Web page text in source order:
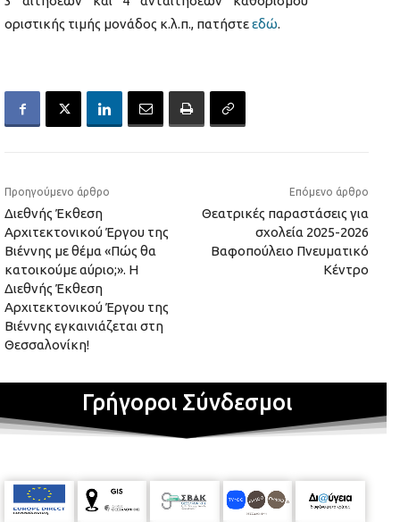
οριστικής τιμής μονάδος κ.λ.π., πατήστεεδώ.
Προηγούμενο άρθρο
Διεθνής Έκθεση
Αρχιτεκτονικού Έργου της
Βιέννης με θέμα «Πώς θα
κατοικούμε αύριο;». Η
Διεθνής Έκθεση
Αρχιτεκτονικού Έργου της
Βιέννης εγκαινιάζεται στη
Θεσσαλονίκη!
Επόμενο άρθρο
Θεατρικές παραστάσεις για
σχολεία 2025-2026
Βαφοπούλειο Πνευματικό
Κέντρο
Γρήγοροι Σύνδεσμοι